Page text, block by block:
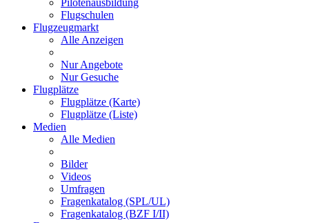
Pilotenausbildung
Flugschulen
Flugzeugmarkt
Alle Anzeigen
Nur Angebote
Nur Gesuche
Flugplätze
Flugplätze (Karte)
Flugplätze (Liste)
Medien
Alle Medien
Bilder
Videos
Umfragen
Fragenkatalog (SPL/UL)
Fragenkatalog (BZF I/II)